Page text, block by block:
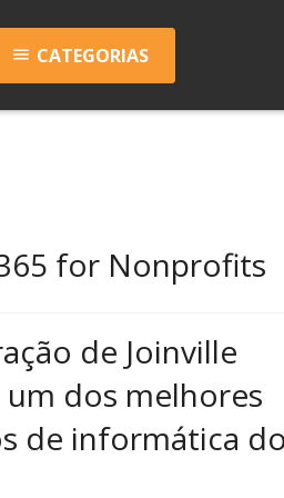
menu CATEGORIAS
for Nonprofits
de Joinville
um dos melhores
de informática